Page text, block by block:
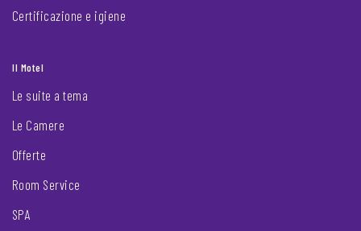
Certificazione e igiene
Il Motel
Le suite a tema
Le Camere
Offerte
Room Service
SPA